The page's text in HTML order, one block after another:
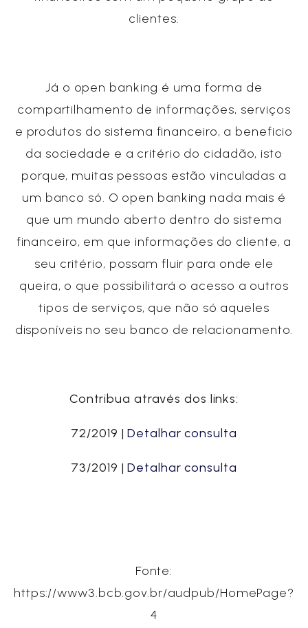
clientes.
Já o open banking é uma forma de
compartilhamento de informações, serviços
e produtos do sistema financeiro, a beneficio
da sociedade e a critério do cidadão, isto
porque, muitas pessoas estão vinculadas a
um banco só. O open banking nada mais é
que um mundo aberto dentro do sistema
financeiro, em que informações do cliente, a
seu critério, possam fluir para onde ele
queira, o que possibilitará o acesso a outros
tipos de serviços, que não só aqueles
disponíveis no seu banco de relacionamento.
Contribua através dos links:
72/2019 |Detalhar consulta
73/2019 |Detalhar consulta
Fonte:
https://www3.bcb.gov.br/audpub/HomePage?
4